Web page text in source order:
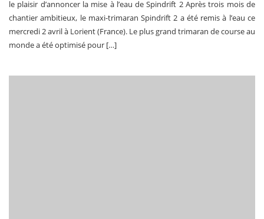
le plaisir d’annoncer la mise à l’eau de Spindrift 2 Après trois mois de
chantier ambitieux, le maxi-trimaran Spindrift 2 a été remis à l’eau ce
mercredi 2 avril à Lorient (France). Le plus grand trimaran de course au
monde a été optimisé pour […]